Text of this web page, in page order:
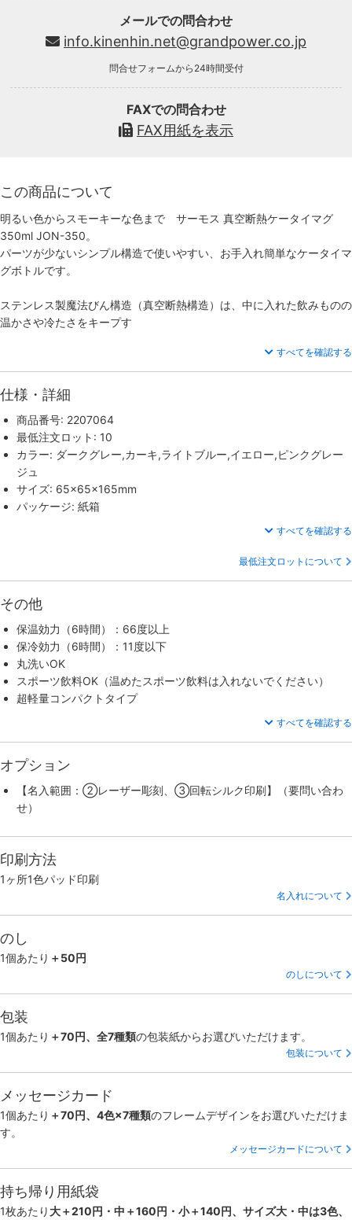
メールでの問合わせ
info.kinenhin.net@grandpower.co.jp
問合せフォームから24時間受付
FAXでの問合わせ
FAX用紙を表示
この商品について
明るい色からスモーキーな色まで サーモス 真空断熱ケータイマグ
350ml JON-350。
パーツが少ないシンプル構造で使いやすい、お手入れ簡単なケータイマ
グボトルです。
ステンレス製魔法びん構造（真空断熱構造）は、中に入れた飲みものの
温かさや冷たさをキープす
すべてを確認する
仕様・詳細
商品番号: 2207064
最低注文ロット: 10
カラー: ダークグレー,カーキ,ライトブルー,イエロー,ピンクグレー
ジュ
サイズ: 65×65×165mm
パッケージ: 紙箱
すべてを確認する
最低注文ロットについて
その他
保温効力（6時間）：66度以上
保冷効力（6時間）：11度以下
丸洗いOK
スポーツ飲料OK（温めたスポーツ飲料は入れないでください）
超軽量コンパクトタイプ
すべてを確認する
オプション
【名入範囲：②レーザー彫刻、③回転シルク印刷】（要問い合わ
せ）
印刷方法
1ヶ所1色パッド印刷
名入れについて
のし
1個あたり ＋50円
のしについて
包装
1個あたり ＋70円、全7種類の包装紙からお選びいただけます。
包装について
メッセージカード
1個あたり ＋70円、4色×7種類のフレームデザインをお選びいただけま
す。
メッセージカードについて
持ち帰り用紙袋
1枚あたり 大＋210円・中＋160円・小＋140円、サイズ大・中は3色、